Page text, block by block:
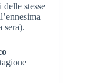
delle stesse
sera).